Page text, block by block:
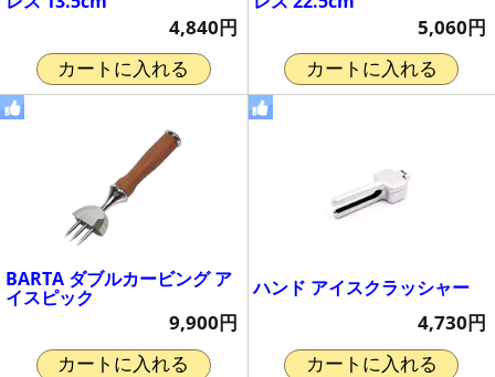
4,840円
カートに入れる
5,060円
カートに入れる
BARTA ダブルカービング ア
イスピック
9,900円
カートに入れる
ハンド アイスクラッシャー
4,730円
カートに入れる